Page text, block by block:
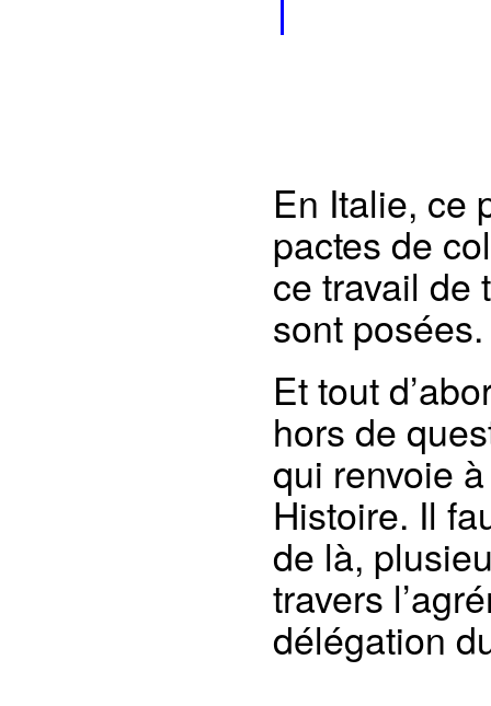
En Italie, ce
pactes de
ce travail de
sont posées.
Et tout
hors de
qui renvoie
Histoire. Il
de là,
travers
délégation